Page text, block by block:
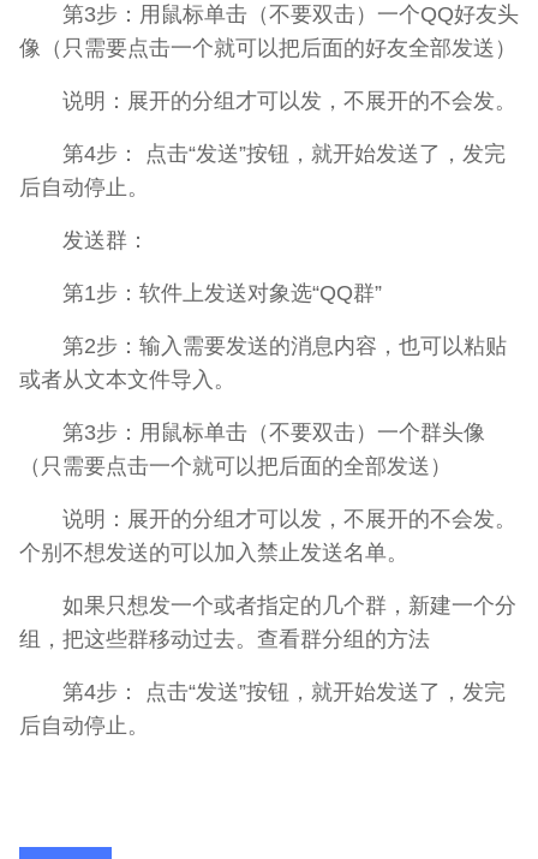
第3步：用鼠标单击（不要双击）一个QQ好友头
像（只需要点击一个就可以把后面的好友全部发送）
说明：展开的分组才可以发，不展开的不会发。
第4步： 点击“发送”按钮，就开始发送了，发完
后自动停止。
发送群：
第1步：软件上发送对象选“QQ群”
第2步：输入需要发送的消息内容，也可以粘贴
或者从文本文件导入。
第3步：用鼠标单击（不要双击）一个群头像
（只需要点击一个就可以把后面的全部发送）
说明：展开的分组才可以发，不展开的不会发。
个别不想发送的可以加入禁止发送名单。
如果只想发一个或者指定的几个群，新建一个分
组，把这些群移动过去。查看群分组的方法
第4步： 点击“发送”按钮，就开始发送了，发完
后自动停止。